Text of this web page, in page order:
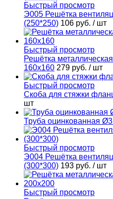
Быстрый просмотр
Э005 Решётка
(250*250) 106 руб. / шт
Быстрый просмотр
Решётка
160х160 279 руб. / шт
Быстрый просмотр
Скоба для стяжки
шт
Труба оцинкованная
Быстрый просмотр
Э004 Решётка
(300*300) 193 руб. / шт
Быстрый просмотр